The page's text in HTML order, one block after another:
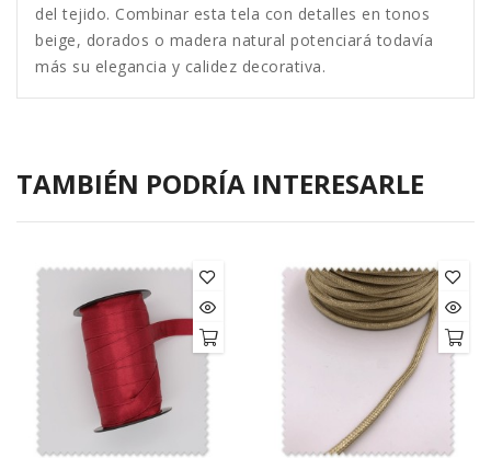
del tejido. Combinar esta tela con detalles en tonos
beige, dorados o madera natural potenciará todavía
más su elegancia y calidez decorativa.
TAMBIÉN PODRÍA INTERESARLE